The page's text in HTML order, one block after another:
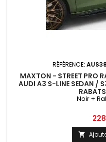
RÉFÉRENCE:
MAXTON - STREET PRO
AUDI A3 S-LINE SEDAN /
Noir +
Prix
